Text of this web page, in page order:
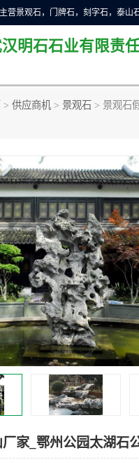
明石石业有限责
> 供应商机 > 景观石 > 景观石
家_鄂州公园太湖石
奠基石
大型石
异型石
刻字石